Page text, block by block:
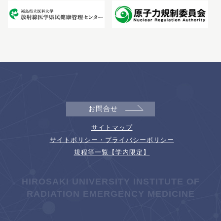
お問合せ
サイトマップ
サイトポリシー・プライバシーポリシー
規程等一覧【学内限定】
HIROSAKI UNIVERSITY INSTITUTE OF
RADIATION EMERGENCY MEDICINE